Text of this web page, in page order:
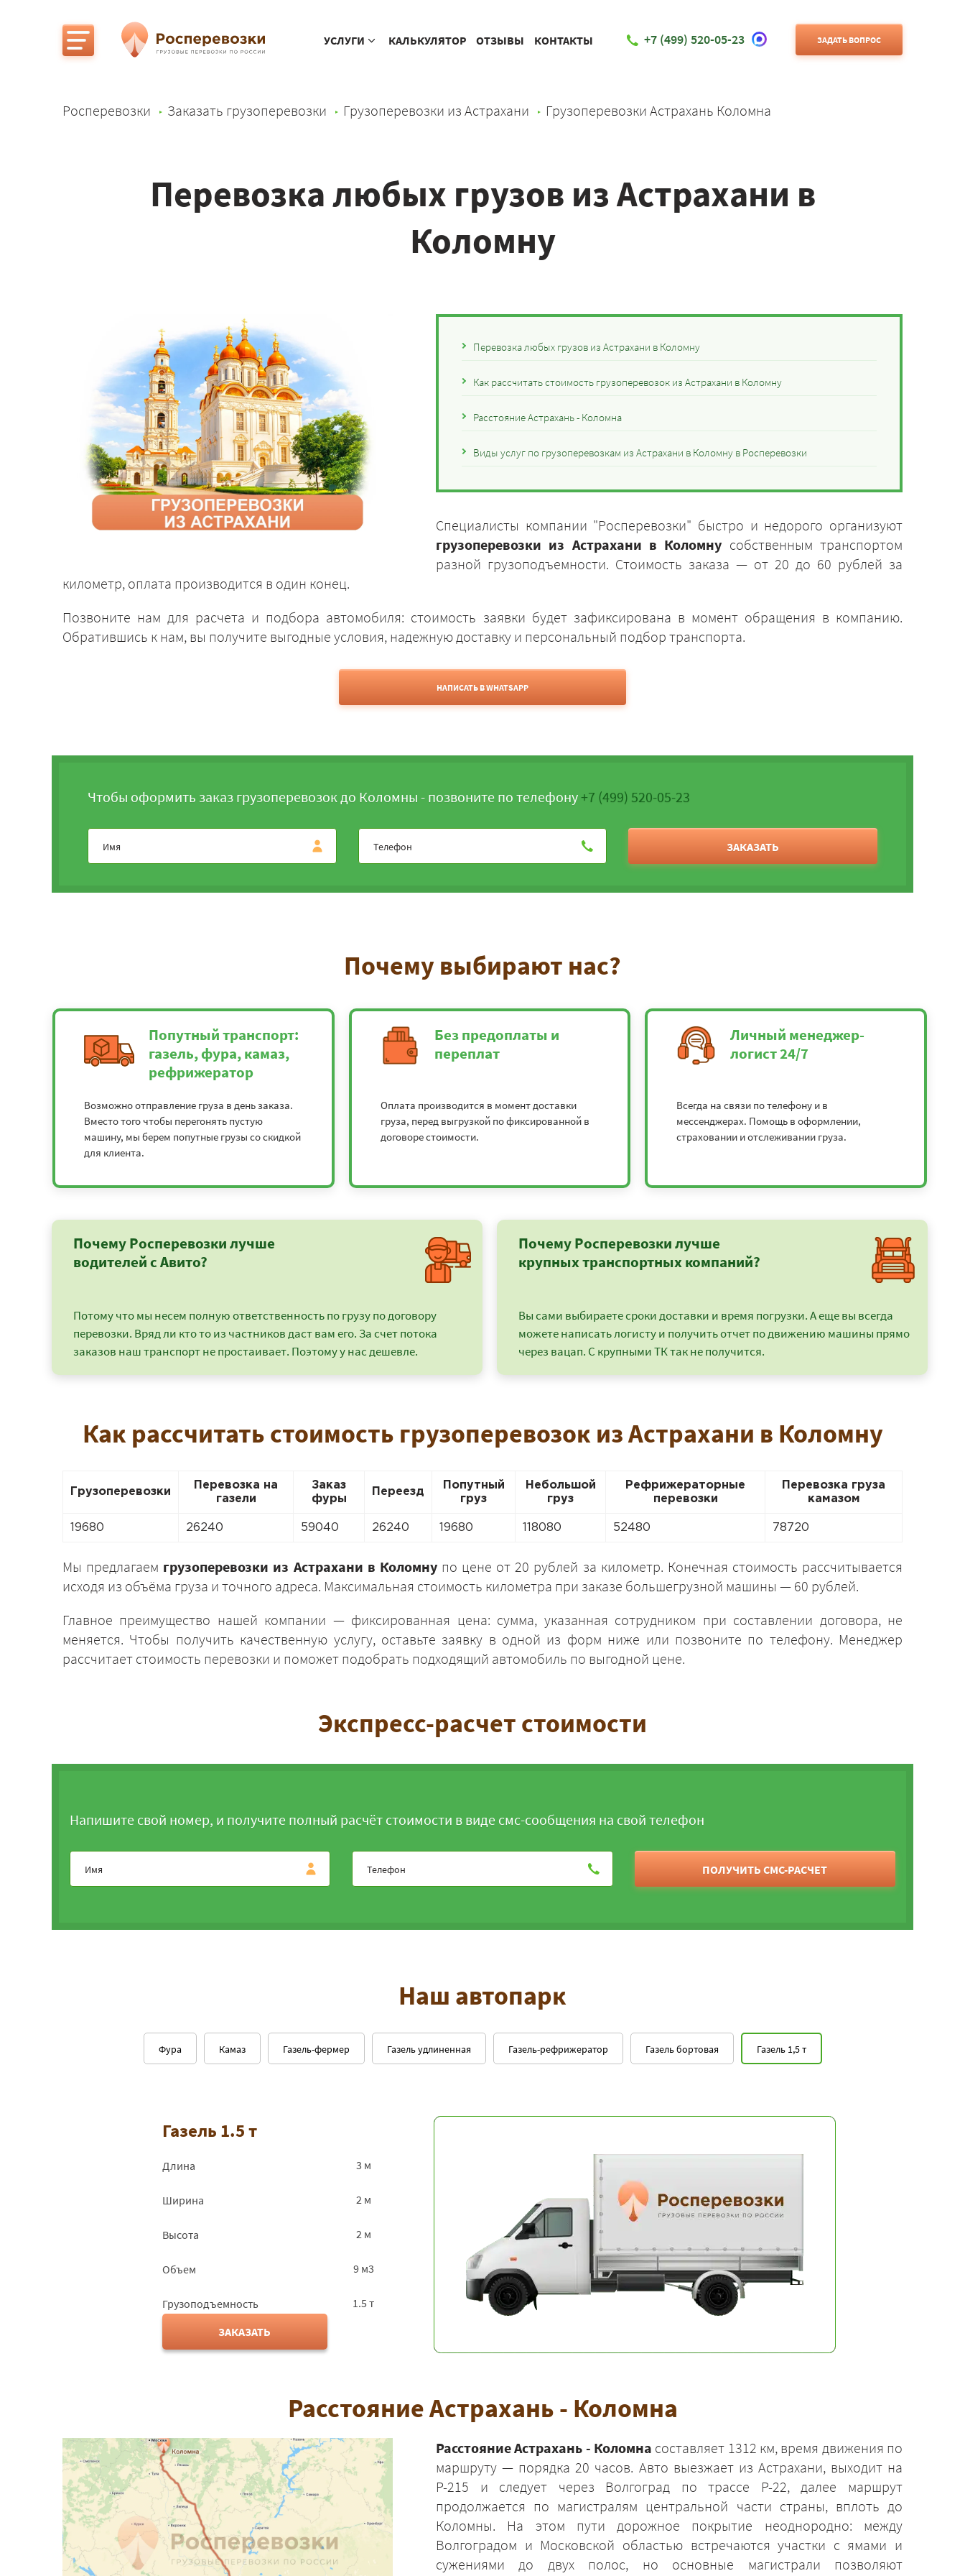
УСЛУГИ КАЛЬКУЛЯТОР ОТЗЫВЫ КОНТАКТЫ +7 (499) 520-05-23 ЗАДАТЬ ВОПРОС
Росперевозки Заказать грузоперевозки Грузоперевозки из Астрахани Грузоперевозки Астрахань Коломна
Перевозка любых грузов из Астрахани в
Коломну
Перевозка любых грузов из Астрахани в Коломну
Как рассчитать стоимость грузоперевозок из Астрахани в Коломну
Расстояние Астрахань - Коломна
Виды услуг по грузоперевозкам из Астрахани в Коломну в Росперевозки
Специалисты компании "Росперевозки" быстро и недорого организуют
грузоперевозки из Астрахани в Коломну собственным транспортом
разной грузоподъемности. Стоимость заказа — от 20 до 60 рублей за
километр, оплата производится в один конец.
Позвоните нам для расчета и подбора автомобиля: стоимость заявки будет зафиксирована в момент обращения в компанию.
Обратившись к нам, вы получите выгодные условия, надежную доставку и персональный подбор транспорта.
НАПИСАТЬ В WHATSAPP
Чтобы оформить заказ грузоперевозок до Коломны - позвоните по телефону+7 (499) 520-05-23
ЗАКАЗАТЬ
Почему выбирают нас?
Попутный транспорт:
газель, фура, камаз,
рефрижератор
Возможно отправление груза в день заказа.
Вместо того чтобы перегонять пустую
машину, мы берем попутные грузы со скидкой
для клиента.
Без предоплаты и
переплат
Оплата производится в момент доставки
груза, перед выгрузкой по фиксированной в
договоре стоимости.
Личный менеджер-
логист 24/7
Всегда на связи по телефону и в
мессенджерах. Помощь в оформлении,
страховании и отслеживании груза.
Почему Росперевозки лучше
водителей с Авито?
Потому что мы несем полную ответственность по грузу по договору
перевозки. Вряд ли кто то из частников даст вам его. За счет потока
заказов наш транспорт не простаивает. Поэтому у нас дешевле.
Почему Росперевозки лучше
крупных транспортных компаний?
Вы сами выбираете сроки доставки и время погрузки. А еще вы всегда
можете написать логисту и получить отчет по движению машины прямо
через вацап. С крупными ТК так не получится.
Как рассчитать стоимость грузоперевозок из Астрахани в Коломну
Грузоперевозки
Перевозка на
газели
Заказ
фуры
Переезд
Попутный
груз
Небольшой
груз
Рефрижераторные
перевозки
Перевозка груза
камазом
19680 26240 59040 26240 19680 118080 52480 78720
Мы предлагаем грузоперевозки из Астрахани в Коломнупо цене от 20 рублей за километр. Конечная стоимость рассчитывается
исходя из объёма груза и точного адреса. Максимальная стоимость километра при заказе большегрузной машины — 60 рублей.
Главное преимущество нашей компании — фиксированная цена: сумма, указанная сотрудником при составлении договора, не
меняется. Чтобы получить качественную услугу, оставьте заявку в одной из форм ниже или позвоните по телефону. Менеджер
рассчитает стоимость перевозки и поможет подобрать подходящий автомобиль по выгодной цене.
Экспресс-расчет стоимости
Напишите свой номер, и получите полный расчёт стоимости в виде смс-сообщения на свой телефон
ПОЛУЧИТЬ СМС-РАСЧЕТ
Наш автопарк
Газель 1,5 т
Газель удлиненная Газель бортовая
Газель-рефрижератор
Газель-фермер
Камаз
Фура
Газель 1.5 т
Длина 3 м
Ширина 2 м
Высота 2 м
Объем 9 м3
Грузоподъемность
1.5 т
ЗАКАЗАТЬ
Расстояние Астрахань - Коломна
Расстояние Астрахань - Коломна составляет 1312 км, время движения по
маршруту — порядка 20 часов. Авто выезжает из Астрахани, выходит на
Р-215 и следует через Волгоград по трассе Р-22, далее маршрут
продолжается по магистралям центральной части страны, вплоть до
Коломны. На этом пути дорожное покрытие неоднородно: между
Волгоградом и Московской областью встречаются участки с ямами и
сужениями до двух полос, но основные магистрали позволяют
+7 (499) 520-05-23
ЗАКАЗАТЬ